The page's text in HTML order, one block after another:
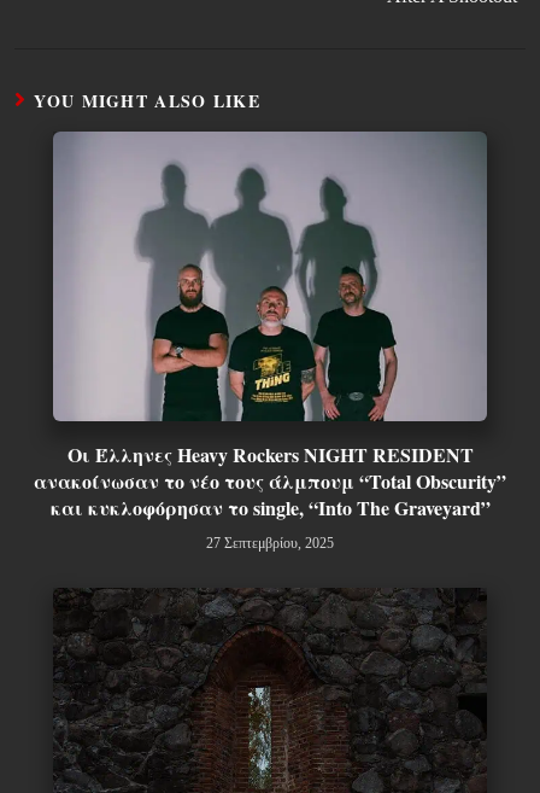
YOU MIGHT ALSO LIKE
Οι Έλληνες Heavy Rockers NIGHT RESIDENT
ανακοίνωσαν το νέο τους άλμπουμ “Total Obscurity”
και κυκλοφόρησαν το single, “Into The Graveyard”
27 Σεπτεμβρίου, 2025